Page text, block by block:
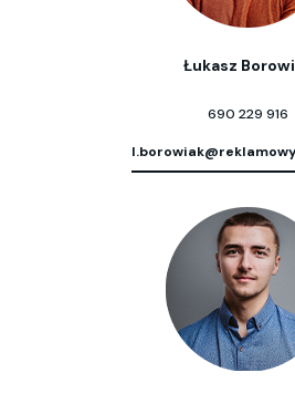
Łukasz
690 229 916